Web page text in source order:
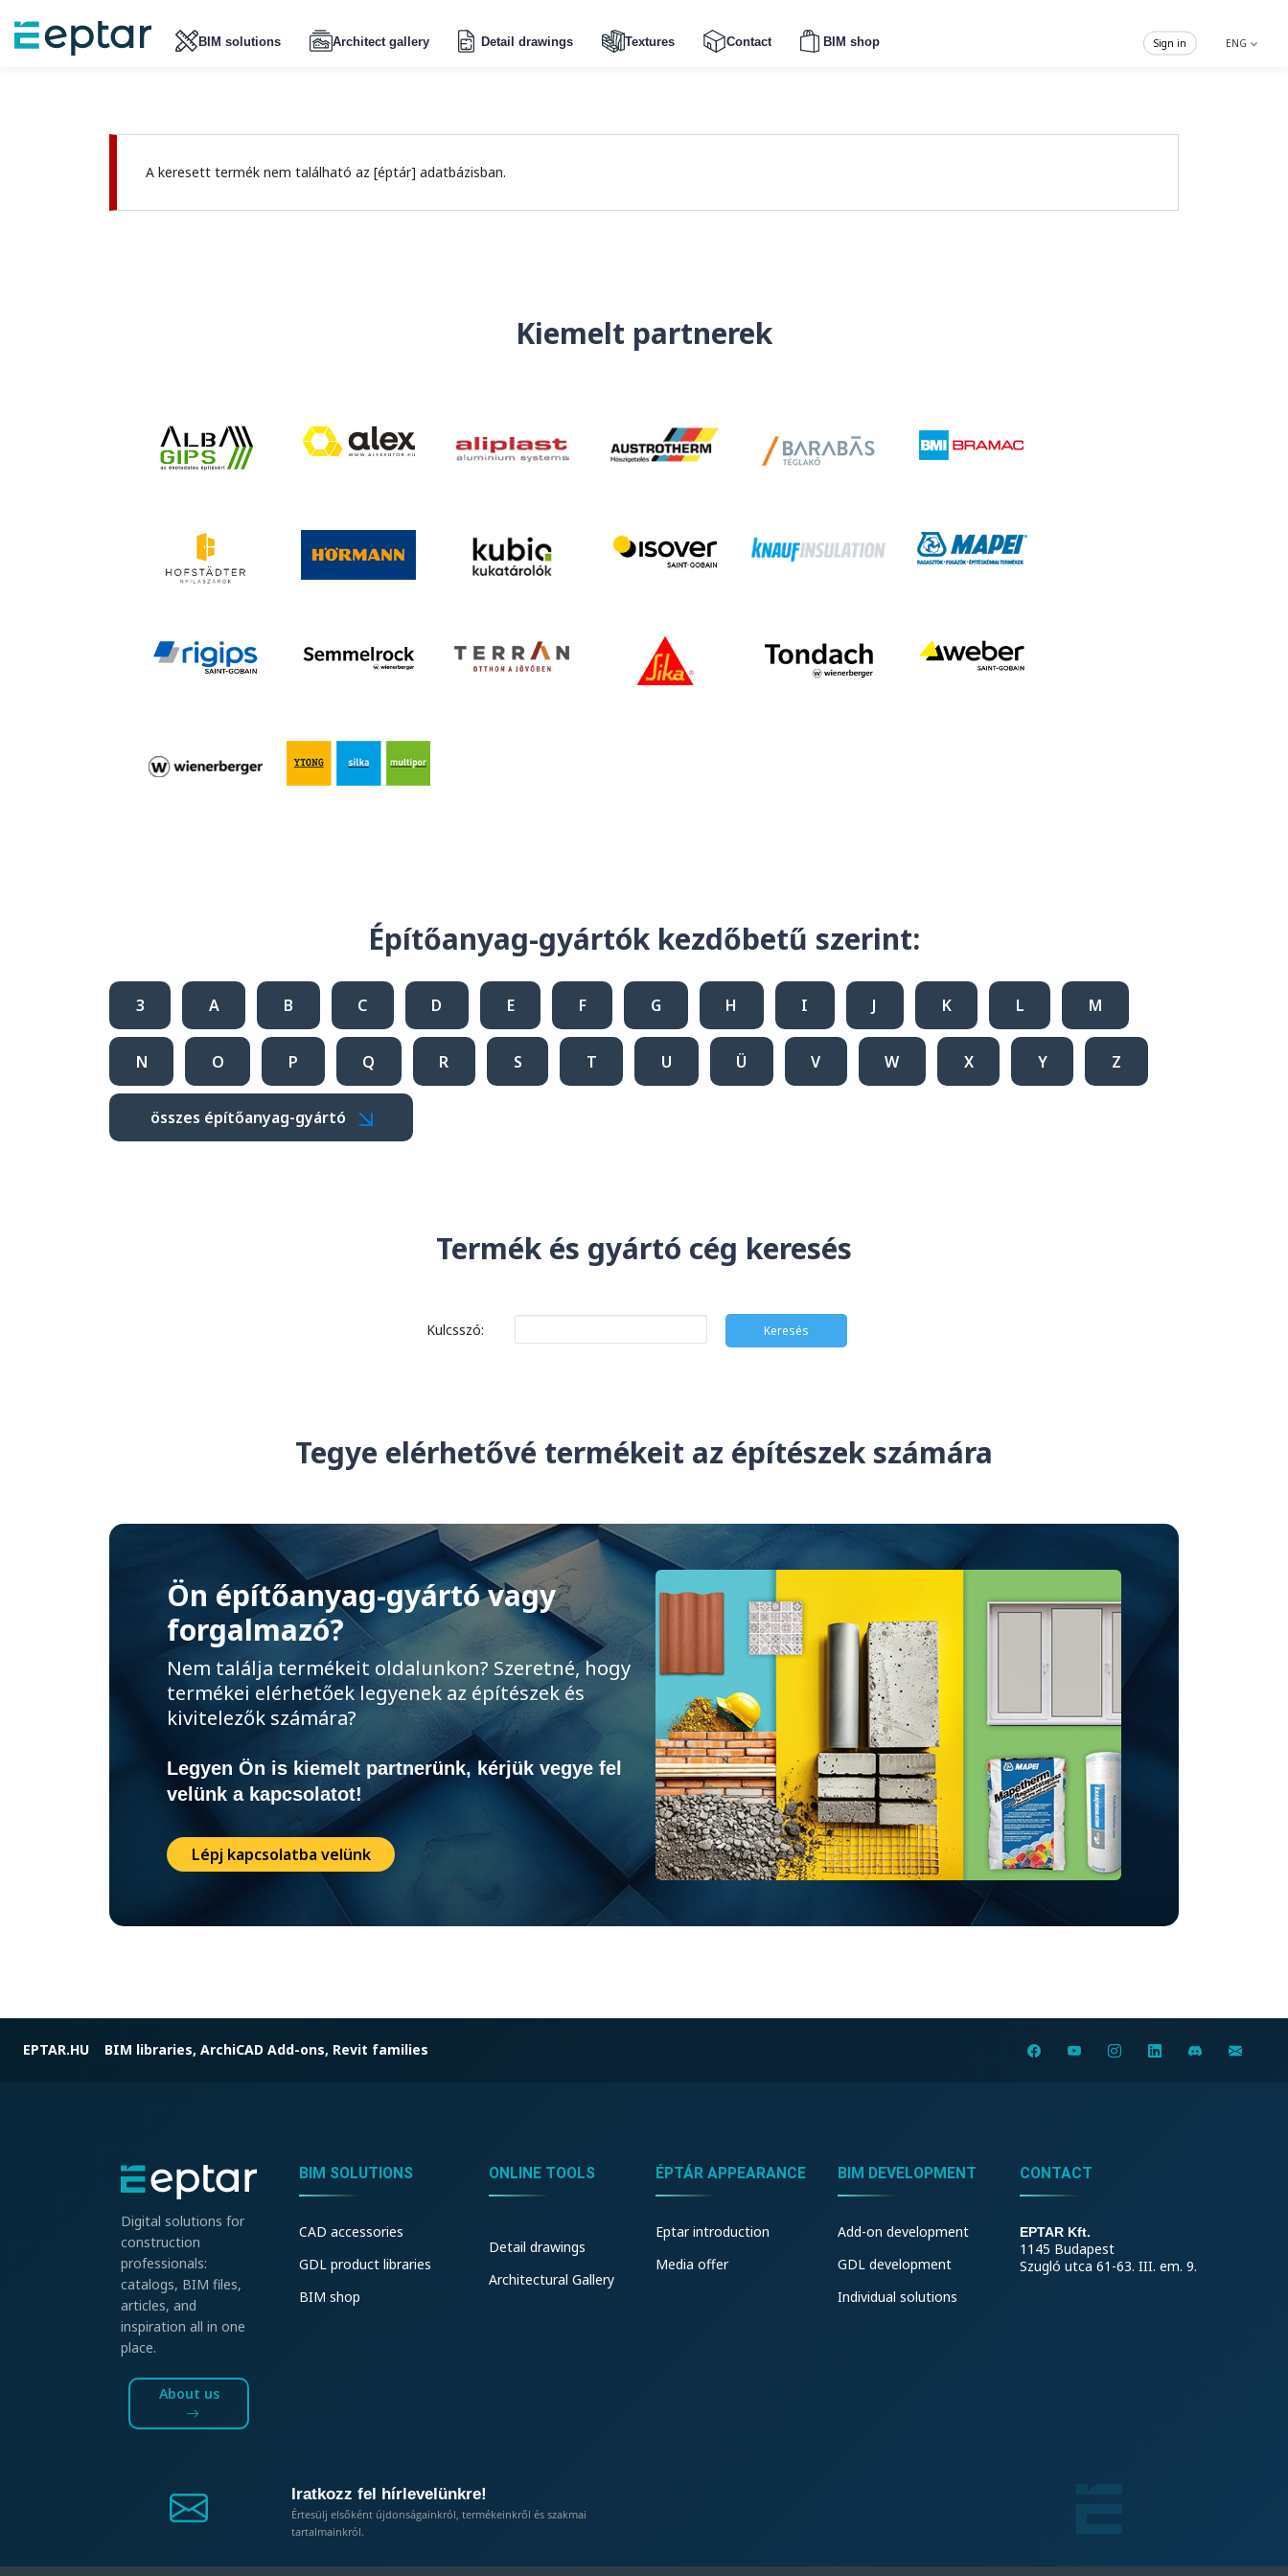
BIM solutions Architect gallery Detail drawings Textures Contact BIM shop ENG
Sign in
A keresett termék nem található az [éptár] adatbázisban.
Kiemelt partnerek
Építőanyag-gyártók kezdőbetű szerint:
3 A B C D E F G H I J K L M
N O P Q R S T U Ü V W X Y Z
összes építőanyag-gyártó
Termék és gyártó cég keresés
Kulcsszó:
Tegye elérhetővé termékeit az építészek számára
Ön építőanyag-gyártó vagy
forgalmazó?
Nem találja termékeit oldalunkon? Szeretné, hogy
termékei elérhetőek legyenek az építészek és
kivitelezők számára?
Legyen Ön is kiemelt partnerünk, kérjük vegye fel
velünk a kapcsolatot!
Lépj kapcsolatba velünk
EPTAR.HU BIM libraries, ArchiCAD Add-ons, Revit families
Digital solutions for
construction
professionals:
catalogs, BIM files,
articles, and
inspiration all in one
place.
About us
BIM SOLUTIONS
CAD accessories
GDL product libraries
BIM shop
ONLINE TOOLS
Detail drawings
Architectural Gallery
ÉPTÁR APPEARANCE
Eptar introduction
Media offer
BIM DEVELOPMENT
Add-on development
GDL development
Individual solutions
CONTACT
EPTAR Kft.
1145 Budapest
Szugló utca 61-63. III. em. 9.
Iratkozz fel hírlevelünkre!
Értesülj elsőként újdonságainkról, termékeinkről és szakmai
tartalmainkról.